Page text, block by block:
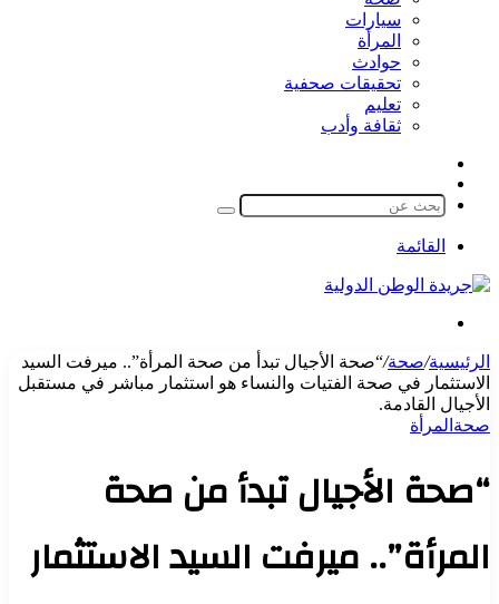
سيارات
المرأة
حوادث
تحقيقات صحفية
تعليم
ثقافة وأدب
المظلم
بحث
القائمة
الرئيسية/صحة/“صحة الأجيال تبدأ من صحة المرأة”.. ميرفت السيد
الاستثمار في صحة الفتيات والنساء هو استثمار مباشر في مستقبل
الأجيال القادمة.
صحة المرأة
“صحة الأجيال تبدأ من صحة
المرأة”.. ميرفت السيد الاستثمار